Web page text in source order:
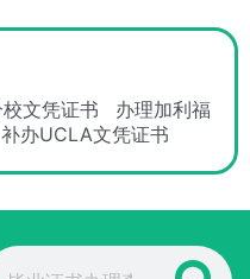
文凭证书
办理加利福
补办UCLA文凭证书